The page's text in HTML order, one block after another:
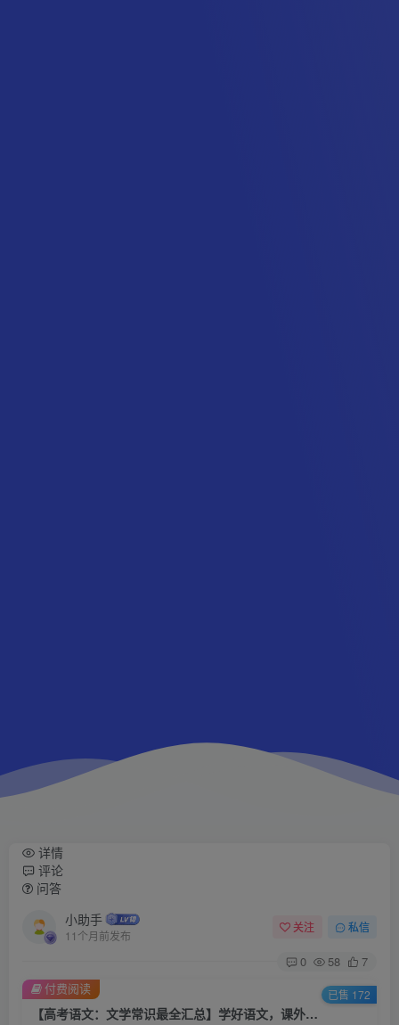
详情
评论
问答
小助手
11个月前发布
关注 私信
0 58 7
【高考语文：文学常识最全汇总】学好语文，课外知识储备必不可少！不然，在做现代文阅读，文言文阅读时难免会遇到很多困难！高三姐准备了这份文学常识贴，大家快快收藏起来！有事没事都拿出来瞄一瞄！
付费阅读 已售 172